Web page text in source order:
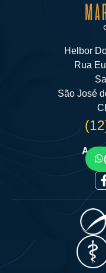
Helbor
Rua
São José